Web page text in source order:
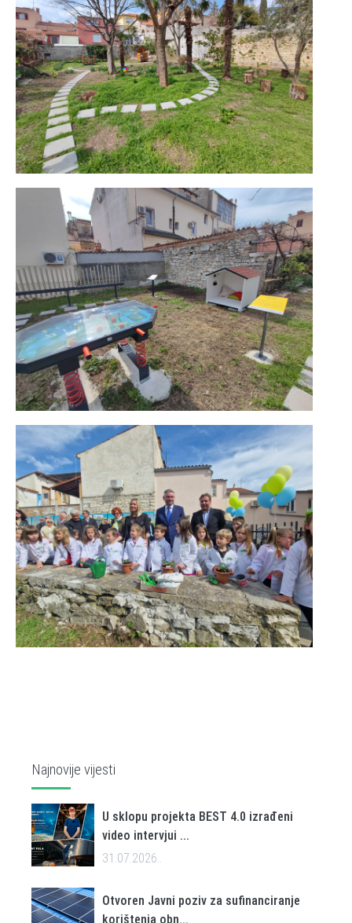
Najnovije vijesti
U sklopu projekta BEST 4.0 izrađeni
video intervjui ...
31.07.2026..
Otvoren Javni poziv za sufinanciranje
korištenja obn...